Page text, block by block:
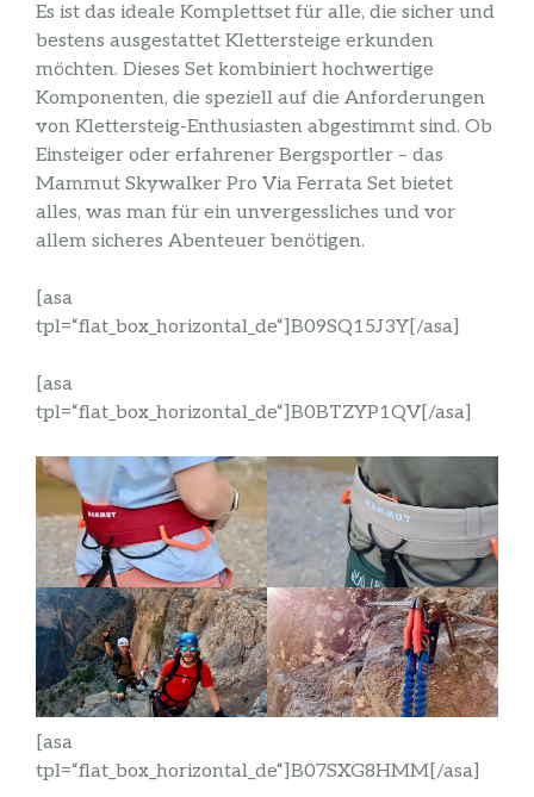
Es ist das ideale Komplettset für alle, die sicher und
bestens ausgestattet Klettersteige erkunden
möchten. Dieses Set kombiniert hochwertige
Komponenten, die speziell auf die Anforderungen
von Klettersteig-Enthusiasten abgestimmt sind. Ob
Einsteiger oder erfahrener Bergsportler – das
Mammut Skywalker Pro Via Ferrata Set bietet
alles, was man für ein unvergessliches und vor
allem sicheres Abenteuer benötigen.
[asa
tpl=“flat_box_horizontal_de“]B09SQ15J3Y[/asa]
[asa
tpl=“flat_box_horizontal_de“]B0BTZYP1QV[/asa]
[asa
tpl=“flat_box_horizontal_de“]B07SXG8HMM[/asa]